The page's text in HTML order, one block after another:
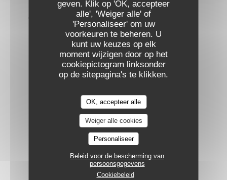
geven. Klik op 'OK, accepteer
alle', 'Weiger alle' of
'Personaliseer' om uw
voorkeuren te beheren. U
kunt uw keuzes op elk
moment wijzigen door op het
cookiepictogram linksonder
op de sitepagina's te klikken.
OK, accepteer alle
Weiger alle cookies
Personaliseer
Beleid voor de bescherming van
persoonsgegevens
Cookiebeleid
© 2026 L'INSTITUT RESTAURANT FERME SES PORTES —
RESTAURANT WEBSITE GECREËERD DOOR
DISCLAIMER
((OPENT IN EEN NIEUW VENSTER))
GEBRUIKSVOORWAARDEN
((OPENT IN EEN NIEUW
BELEID BESCHERMING PERSOONSGEGEVENS
((OPENT IN EEN NIEUW VENSTER))
COOKIES BELEID
((OPENT IN EEN NIEUW VENSTER))
TOEGANKELIJKHEID
((OPENT IN EEN NIEUW